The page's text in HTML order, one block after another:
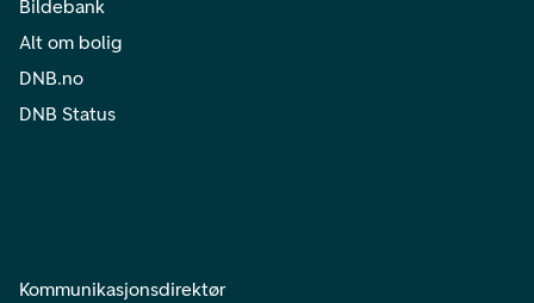
Bildebank
Alt om bolig
DNB.no
DNB Status
Kommunikasjonsdirektør